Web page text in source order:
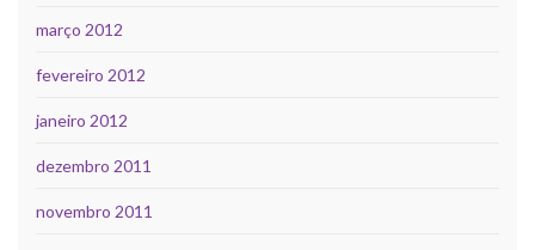
março 2012
fevereiro 2012
janeiro 2012
dezembro 2011
novembro 2011